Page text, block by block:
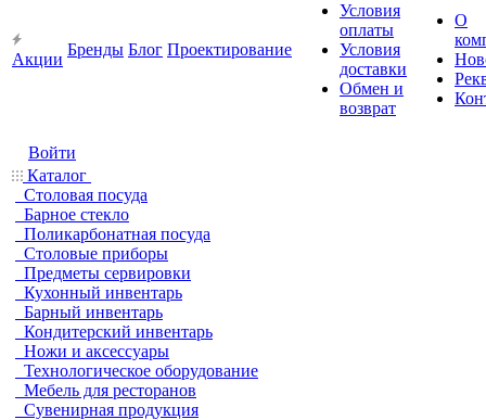
Акции
Бренды Блог Проектирование
Условия
оплаты
Условия
доставки
Обмен и
возврат
О
Войти
Каталог
Столовая посуда
Барное стекло
Поликарбонатная посуда
Столовые приборы
Предметы сервировки
Кухонный инвентарь
Барный инвентарь
Кондитерский инвентарь
Ножи и аксессуары
Технологическое оборудование
Мебель для ресторанов
Сувенирная продукция